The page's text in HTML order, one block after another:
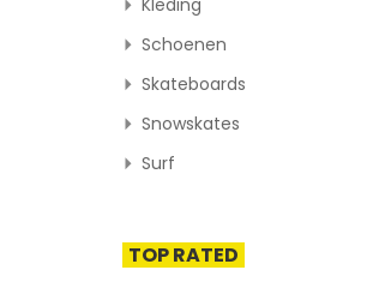
Kleding
Schoenen
Skateboards
Snowskates
Surf
TOP RATED